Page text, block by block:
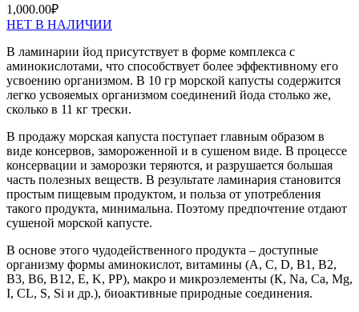
1,000.00₽
НЕТ В НАЛИЧИИ
В ламинарии йод присутствует в форме комплекса с
аминокислотами, что способствует более эффективному его
усвоению организмом. В 10 гр морской капусты содержится
легко усвояемых организмом соединений йода столько же,
сколько в 11 кг трески.
В продажу морская капуста поступает главным образом в
виде консервов, замороженной и в сушеном виде. В процессе
консервации и заморозки теряются, и разрушается большая
часть полезных веществ. В результате ламинария становится
простым пищевым продуктом, и польза от употребления
такого продукта, минимальна. Поэтому предпочтение отдают
сушеной морской капусте.
В основе этого чудодейственного продукта – доступные
организму формы аминокислот, витамины (A, C, D, B1, B2,
B3, B6, B12, E, K, PP), макро и микроэлементы (К, Na, Ca, Mg,
I, CL, S, Si и др.), биоактивные природные соединения.